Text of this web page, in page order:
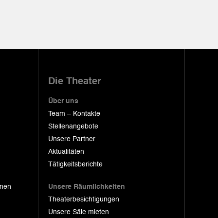
Die Theater
Über uns
Team – Kontakte
Stellenangebote
Unsere Partner
Aktualitäten
Tätigkeitsberichte
Unsere Räumlichkeiten
Theaterbesichtigungen
Unsere Säle mieten